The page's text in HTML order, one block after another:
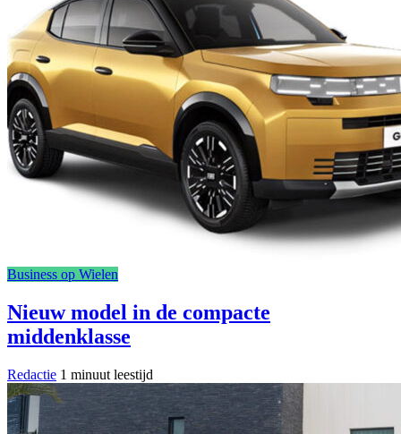
Business op Wielen
Nieuw model in de compacte
middenklasse
Redactie 1 minuut leestijd